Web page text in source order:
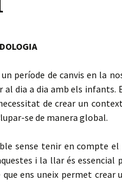
període de canvis en la
al dia a dia amb els
de crear un
se de manera global.
sense tenir en compte el
i la llar és essencial
ens uneix permet